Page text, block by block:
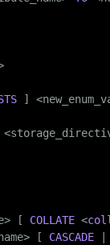
]
[ COLLATE <
[ CASCADE